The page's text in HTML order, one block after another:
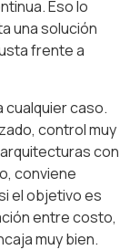
Eso lo
una solución
frente a
cualquier caso.
control muy
con
conviene
el objetivo es
entre costo,
muy bien.